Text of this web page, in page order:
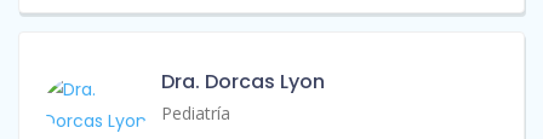
Dra. Dorcas Lyon
Pediatría